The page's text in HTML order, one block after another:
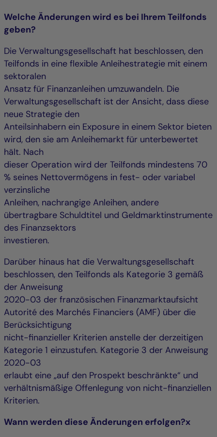
Welche Änderungen wird es bei Ihrem Teilfonds
geben?
Die Verwaltungsgesellschaft hat beschlossen, den
Teilfonds in eine flexible Anleihestrategie mit einem
sektoralen
Ansatz für Finanzanleihen umzuwandeln. Die
Verwaltungsgesellschaft ist der Ansicht, dass diese
neue Strategie den
Anteilsinhabern ein Exposure in einem Sektor bieten
wird, den sie am Anleihemarkt für unterbewertet
hält. Nach
dieser Operation wird der Teilfonds mindestens 70
% seines Nettovermögens in fest- oder variabel
verzinsliche
Anleihen, nachrangige Anleihen, andere
übertragbare Schuldtitel und Geldmarktinstrumente
des Finanzsektors
investieren.
Darüber hinaus hat die Verwaltungsgesellschaft
beschlossen, den Teilfonds als Kategorie 3 gemäß
der Anweisung
2020-03 der französischen Finanzmarktaufsicht
Autorité des Marchés Financiers (AMF) über die
Berücksichtigung
nicht-finanzieller Kriterien anstelle der derzeitigen
Kategorie 1 einzustufen. Kategorie 3 der Anweisung
2020-03
erlaubt eine „auf den Prospekt beschränkte“ und
verhältnismäßige Offenlegung von nicht-finanziellen
Kriterien.
Wann werden diese Änderungen erfolgen?x